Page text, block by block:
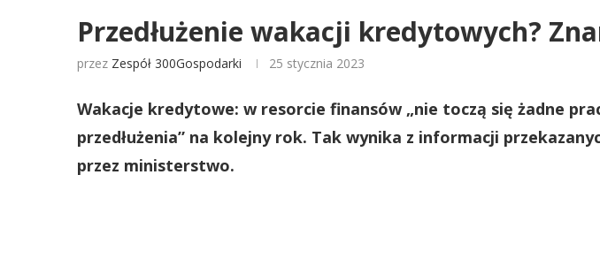
Przedłużenie wakacji kredytowych?
przez Zespół 300Gospodarki 25 stycznia 2023
Wakacje kredytowe: w resorcie finansów „nie toczą się żadne
przedłużenia” na kolejny rok. Tak wynika z informacji
przez ministerstwo.